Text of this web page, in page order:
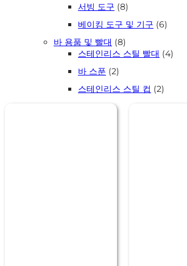
품
상
품
서빙 도구 88
상
품
베이킹 도구 및 기구 66
품
바 용품 및 빨대 88
개
스테인리스 스틸 빨대 44
바 스푼 22
상
품
스테인리스 스틸 컵 22